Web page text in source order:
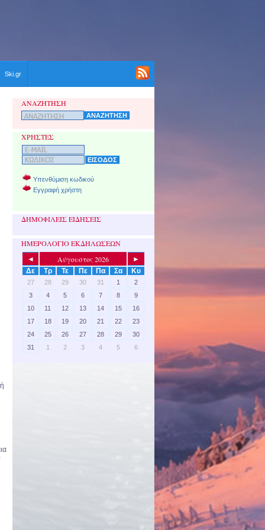
Ski.gr
ΑΝΑΖΗΤΗΣΗ
ΧΡΗΣΤΕΣ
Υπενθύμιση κωδικού
Εγγραφή χρήστη
ΔΗΜΟΦΙΛΕΙΣ ΕΙΔΗΣΕΙΣ
ΗΜΕΡΟΛΟΓΙΟ ΕΚΔΗΛΩΣΕΩΝ
◄ Αύγουστος 2026
►
Δε
Τρ Τε Πε Πα Σα Κυ
27 28 29 30 31 1
2
3
4 5 6 7 8
9
10
11 12 13 14 15
16
17
18 19 20 21 22
23
24
25 26 27 28 29
30
31
1 2 3 4 5 6